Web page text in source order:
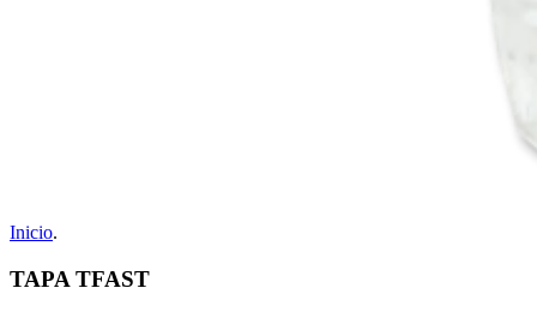
Inicio.
TAPA TFAST